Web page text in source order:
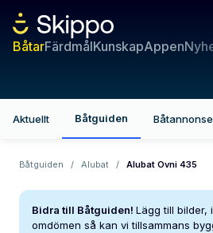
BåtarFärdmålKunskapAppen
Aktuellt Båtguiden
Båtguiden / Alubat / Alubat Ovni 435
Bidra till Båtguiden! Lägg till bilder,
omdömen så kan vi tillsammans